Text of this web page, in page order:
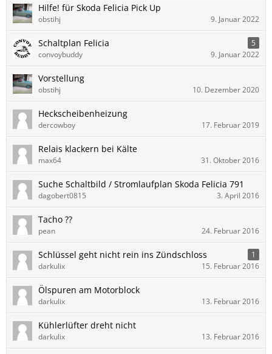
Hilfe! für Skoda Felicia Pick Up
obstihj 9. Januar 2022
Schaltplan Felicia
5
convoybuddy
9. Januar 2022
Vorstellung
obstihj 10. Dezember 2020
Heckscheibenheizung
dercowboy 17. Februar 2019
Relais klackern bei Kälte
max64 31. Oktober 2016
Suche Schaltbild / Stromlaufplan Skoda Felicia 791
dagobert0815 3. April 2016
Tacho ??
pean 24. Februar 2016
Schlüssel geht nicht rein ins Zündschloss
1
darkulix
15. Februar 2016
Ölspuren am Motorblock
darkulix 13. Februar 2016
Kühlerlüfter dreht nicht
darkulix 13. Februar 2016